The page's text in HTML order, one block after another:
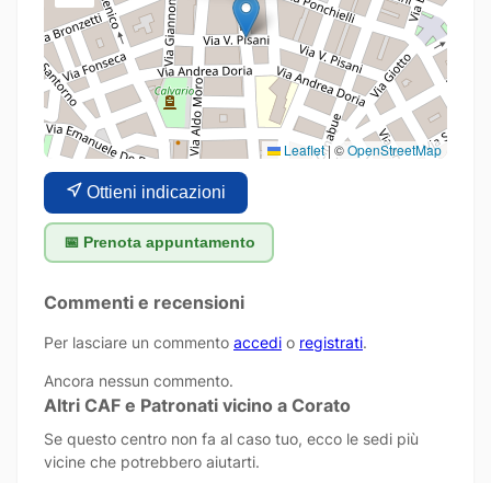
Leaflet|©OpenStreetMap
Ottieni indicazioni
📅 Prenota appuntamento
Commenti e recensioni
Per lasciare un commento accedi o registrati.
Ancora nessun commento.
Altri CAF e Patronati vicino a Corato
Se questo centro non fa al caso tuo, ecco le sedi più
vicine che potrebbero aiutarti.